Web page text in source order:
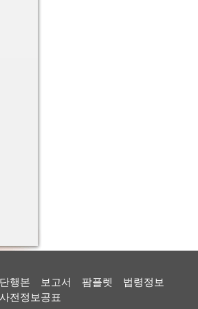
단행본 보고서 팜플렛
법령정보
사전정보공표